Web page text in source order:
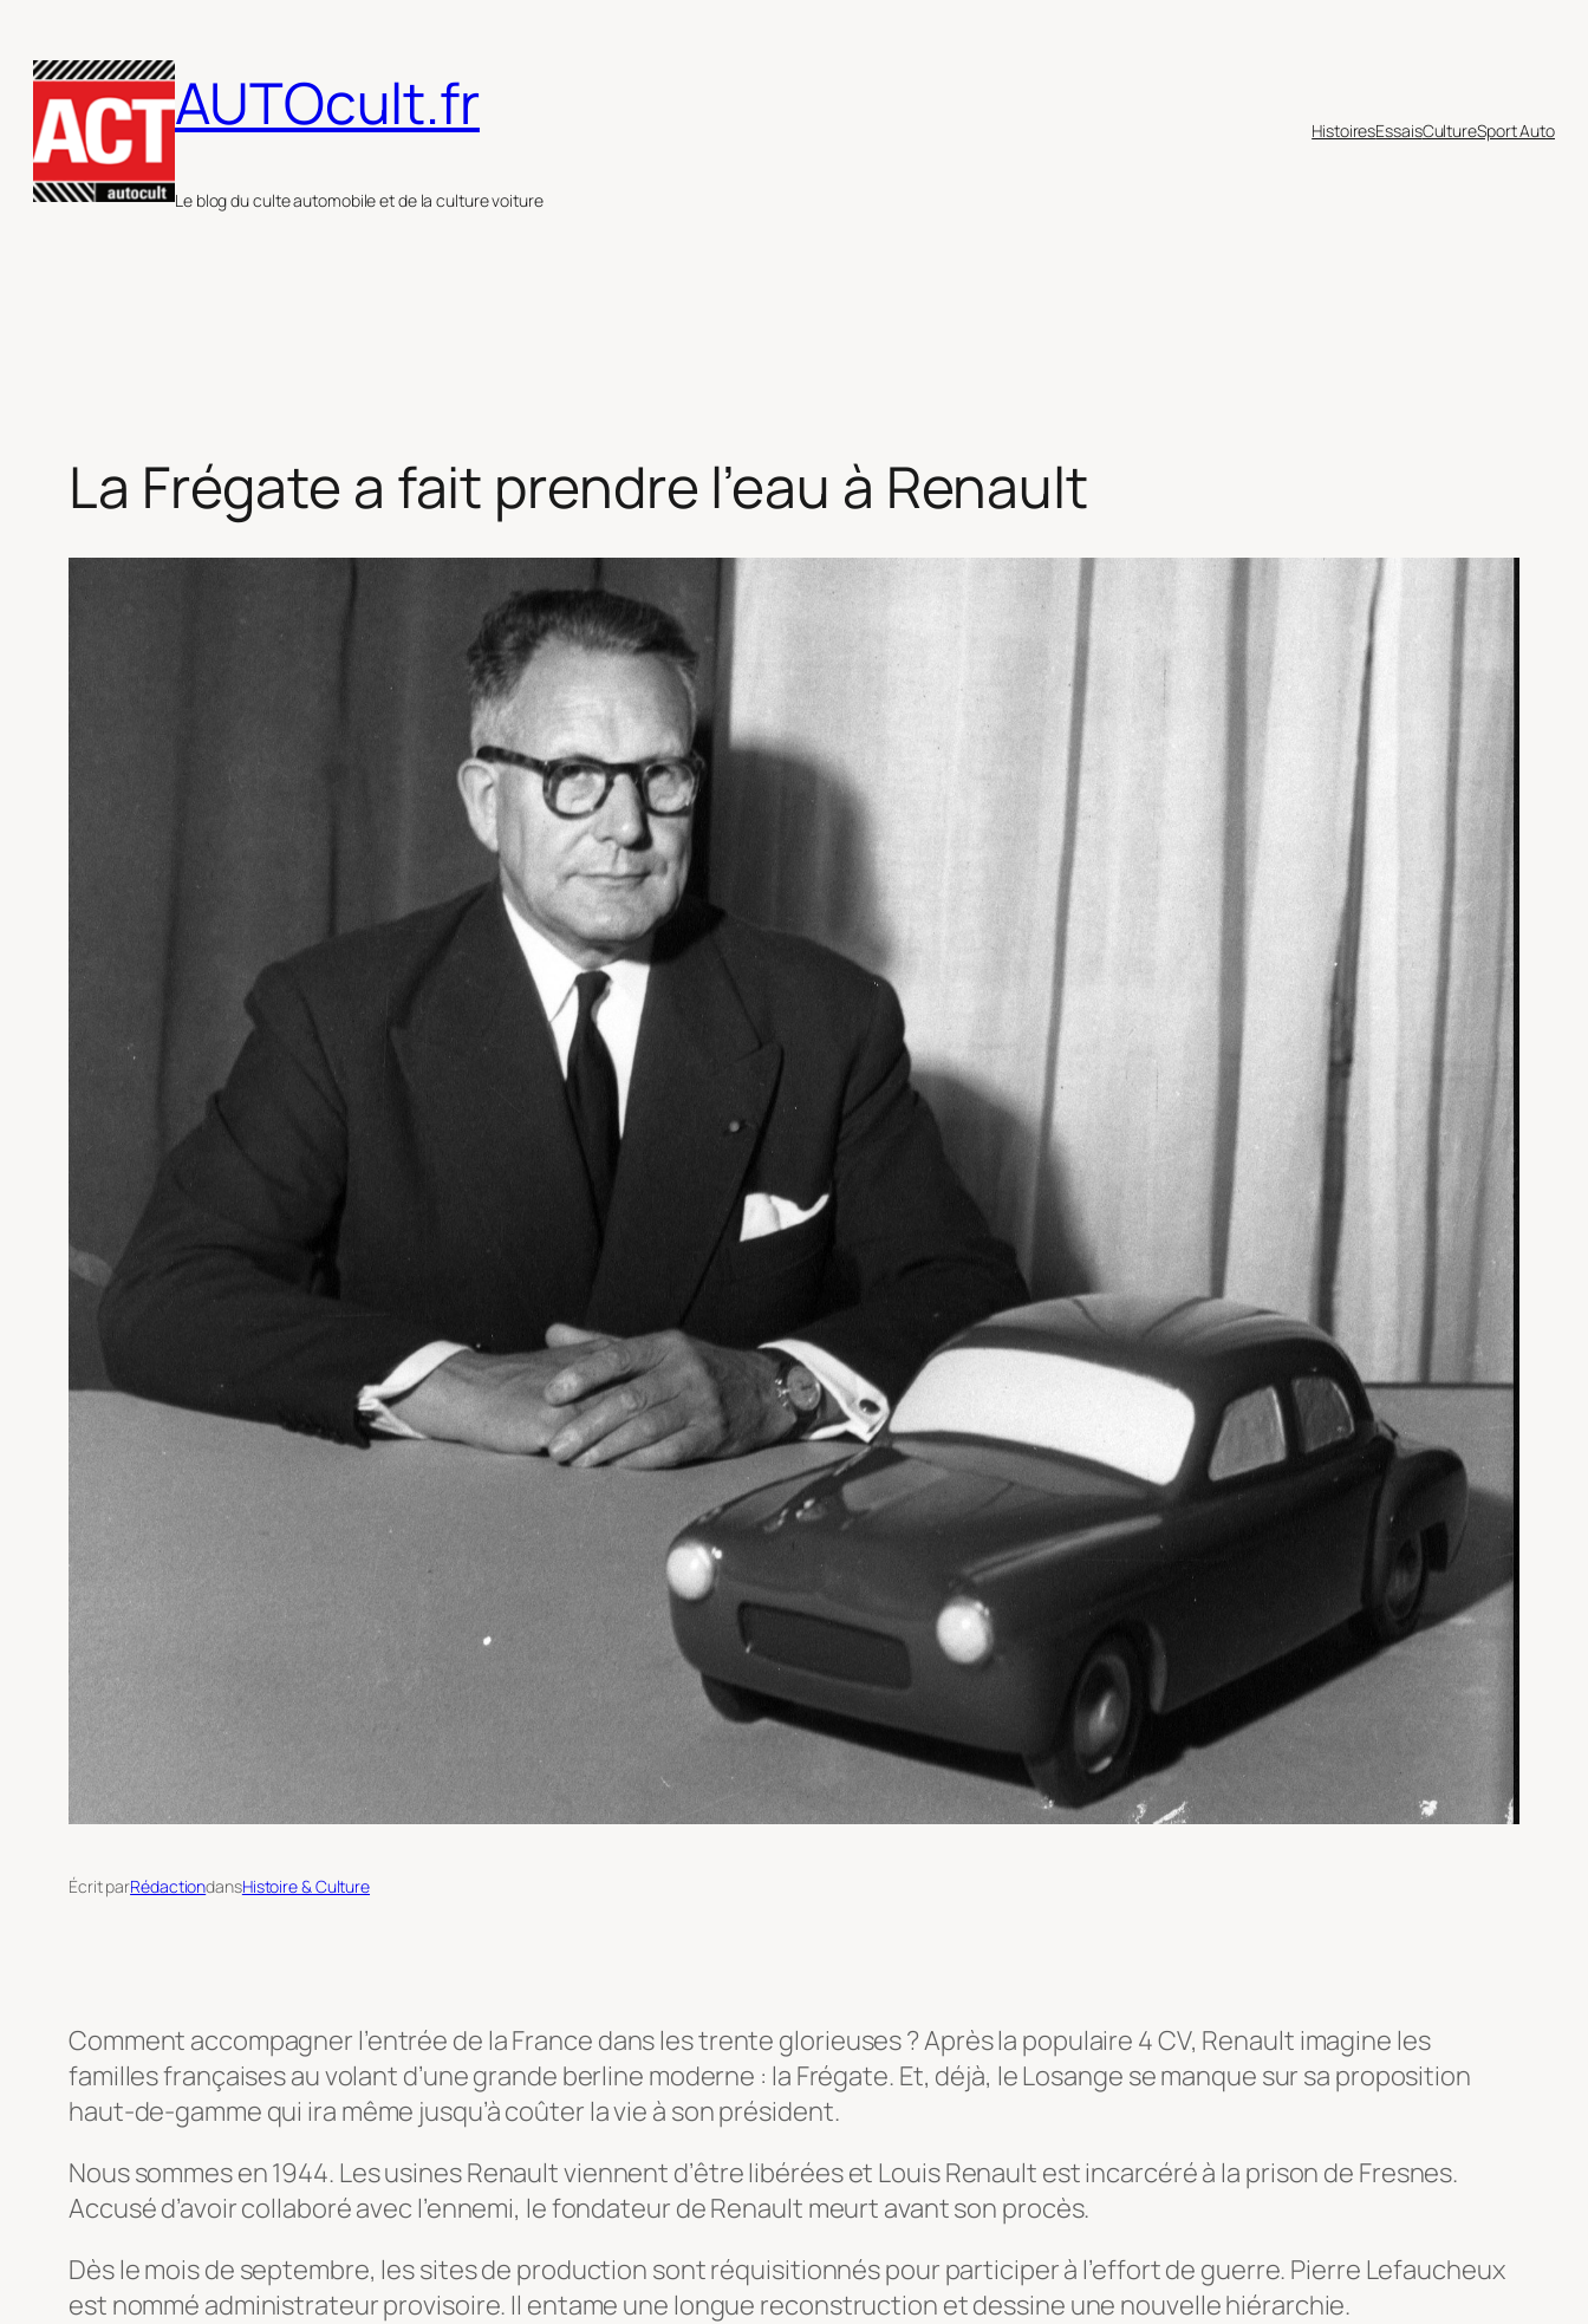
au
contenu
AUTOcult.fr
Le blog du culte automobile et de la culture voiture
HistoiresEssaisCultureSport Auto
La Frégate a fait prendre l’eau à Renault
Écrit parRédactiondansHistoire & Culture
Comment accompagner l’entrée de la France dans les trente glorieuses ? Après la populaire 4 CV, Renault imagine les
familles françaises au volant d’une grande berline moderne : la Frégate. Et, déjà, le Losange se manque sur sa proposition
haut-de-gamme qui ira même jusqu’à coûter la vie à son président.
Nous sommes en 1944. Les usines Renault viennent d’être libérées et Louis Renault est incarcéré à la prison de Fresnes.
Accusé d’avoir collaboré avec l’ennemi, le fondateur de Renault meurt avant son procès.
Dès le mois de septembre, les sites de production sont réquisitionnés pour participer à l’effort de guerre. Pierre Lefaucheux
est nommé administrateur provisoire. Il entame une longue reconstruction et dessine une nouvelle hiérarchie.